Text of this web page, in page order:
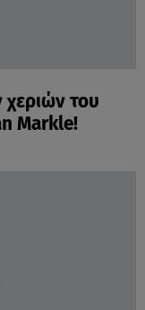
του
Markle!